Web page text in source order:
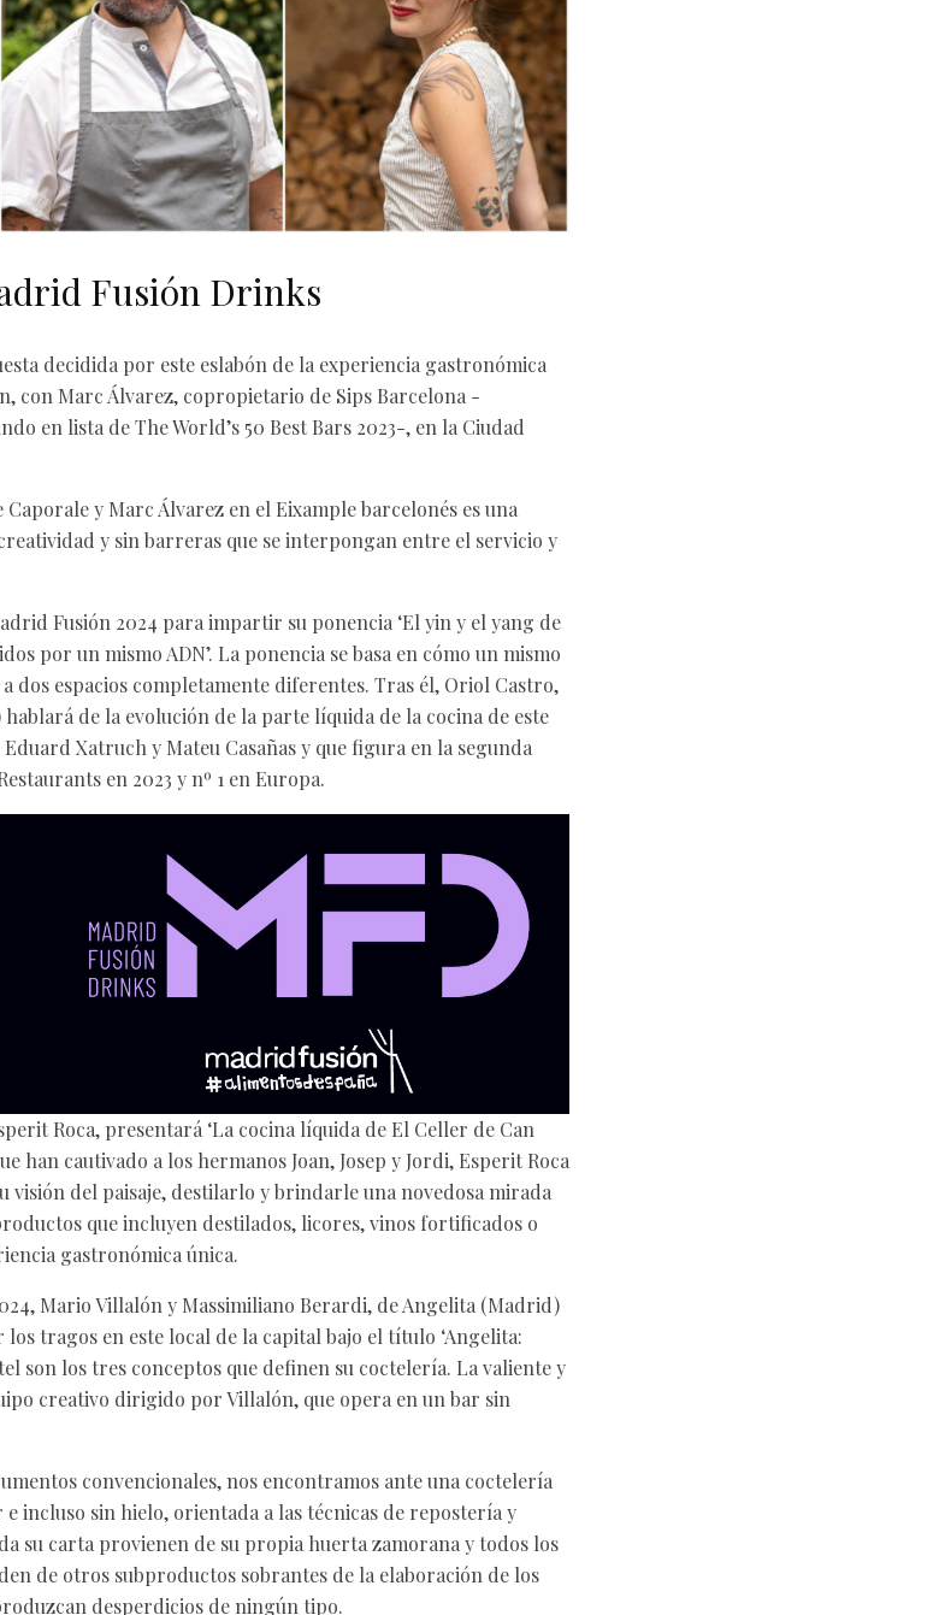
Fusión Drinks
decidida por este eslabón de la experiencia gastronómica
con Marc Álvarez, copropietario de Sips Barcelona -
en lista de The World’s 50 Best Bars 2023-, en la Ciudad
y Marc Álvarez en el Eixample barcelonés es una
y sin barreras que se interpongan entre el servicio y
Fusión 2024 para impartir su ponencia ‘El yin y el yang de
por un mismo ADN’. La ponencia se basa en cómo un mismo
dos espacios completamente diferentes. Tras él, Oriol Castro,
de la evolución de la parte líquida de la cocina de este
Xatruch y Mateu Casañas y que figura en la segunda
en 2023 y nº 1 en Europa.
Roca, presentará ‘La cocina líquida de El Celler de Can
han cautivado a los hermanos Joan, Josep y Jordi, Esperit Roca
visión del paisaje, destilarlo y brindarle una novedosa mirada
que incluyen destilados, licores, vinos fortificados o
gastronómica única.
Mario Villalón y Massimiliano Berardi, de Angelita (Madrid)
tragos en este local de la capital bajo el título ‘Angelita:
son los tres conceptos que definen su coctelería. La valiente y
creativo dirigido por Villalón, que opera en un bar sin
convencionales, nos encontramos ante una coctelería
incluso sin hielo, orientada a las técnicas de repostería y
su carta provienen de su propia huerta zamorana y todos los
de otros subproductos sobrantes de la elaboración de los
desperdicios de ningún tipo.